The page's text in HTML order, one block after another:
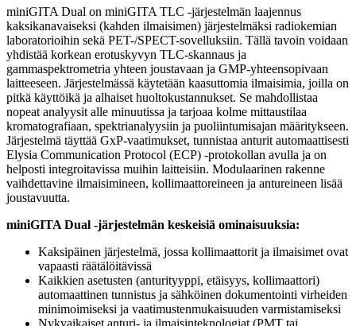
miniGITA Dual on miniGITA TLC -järjestelmän laajennus
kaksikanavaiseksi (kahden ilmaisimen) järjestelmäksi radiokemian
laboratorioihin sekä PET-/SPECT-sovelluksiin. Tällä tavoin voidaan
yhdistää korkean erotuskyvyn TLC-skannaus ja
gammaspektrometria yhteen joustavaan ja GMP-yhteensopivaan
laitteeseen. Järjestelmässä käytetään kaasuttomia ilmaisimia, joilla on
pitkä käyttöikä ja alhaiset huoltokustannukset. Se mahdollistaa
nopeat analyysit alle minuutissa ja tarjoaa kolme mittaustilaa
kromatografiaan, spektrianalyysiin ja puoliintumisajan määritykseen.
Järjestelmä täyttää GxP-vaatimukset, tunnistaa anturit automaattisesti
Elysia Communication Protocol (ECP) -protokollan avulla ja on
helposti integroitavissa muihin laitteisiin. Modulaarinen rakenne
vaihdettavine ilmaisimineen, kollimaattoreineen ja antureineen lisää
joustavuutta.
miniGITA Dual -järjestelmän keskeisiä ominaisuuksia:
Kaksipäinen järjestelmä, jossa kollimaattorit ja ilmaisimet ovat
vapaasti räätälöitävissä
Kaikkien asetusten (anturityyppi, etäisyys, kollimaattori)
automaattinen tunnistus ja sähköinen dokumentointi virheiden
minimoimiseksi ja vaatimustenmukaisuuden varmistamiseksi
Nykyaikaiset anturi- ja ilmaisinteknologiat (PMT tai